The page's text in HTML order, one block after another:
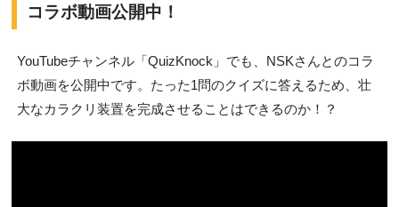
コラボ動画公開中！
YouTubeチャンネル「QuizKnock」でも、NSKさんとのコラ
ボ動画を公開中です。たった1問のクイズに答えるため、壮
大なカラクリ装置を完成させることはできるのか！？